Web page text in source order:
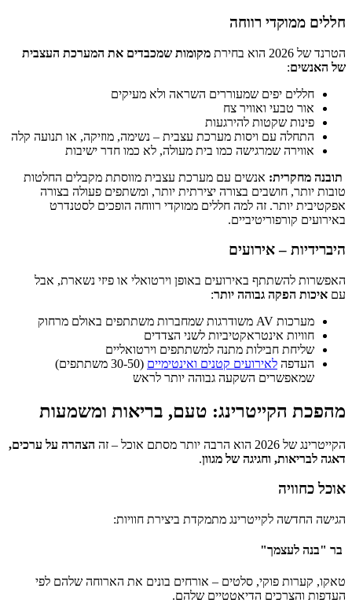
חללים ממוקדי רווחה
הטרנד של 2026 הוא בחירת
מקומות שמכבדים את המערכת העצבית
של האנשים:
חללים יפים שמעוררים השראה ולא מעיקים
אור טבעי ואוויר צח
פינות שקטות להירגעות
התחלה עם ויסות מערכת עצבית – נשימה, מוזיקה, או תנועה קלה
אווירה שמרגישה כמו בית מעולה, לא כמו חדר ישיבות
תובנה מחקרית: אנשים עם מערכת עצבית מווסתת מקבלים החלטות
טובות יותר, חושבים בצורה יצירתית יותר, ומשתפים פעולה בצורה
אפקטיבית יותר. זה למה חללים ממוקדי רווחה הופכים לסטנדרט
באירועים קורפוריטיביים.
היברידיות – אירועים
האפשרות להשתתף באירועים באופן וירטואלי או פיזי נשארת, אבל
עם איכות הפקה גבוהה יותר:
מערכות AV משודרגות שמחברות משתתפים באולם מרחוק
חוויות אינטראקטיביות לשני הצדדים
שליחת חבילות מתנה למשתתפים וירטואליים
העדפה לאירועים קטנים ואינטימיים
(30-50 משתתפים)
שמאפשרים השקעה גבוהה יותר לראש
מהפכת הקייטרינג: טעם, בריאות ומשמעות
הקייטרינג של 2026 הוא הרבה יותר מסתם אוכל – זה
הצהרה על ערכים,
דאגה לבריאות, וחגיגה של מגוון.
אוכל כחוויה
הגישה החדשה לקייטרינג מתמקדת ביצירת חוויות:
בר "בנה לעצמך"
טאקו, קערות פוקי, סלטים – אורחים בונים את הארוחה שלהם לפי
העדפות והצרכים הדיאטטיים שלהם.